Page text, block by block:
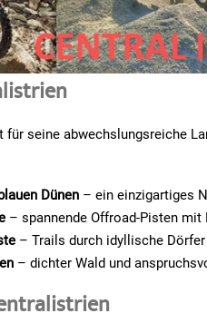
seine abwechslungsreiche
Dünen – ein einzigartiges
– spannende Offroad-Pisten mit
– Trails durch idyllische Dörfer
– dichter Wald und